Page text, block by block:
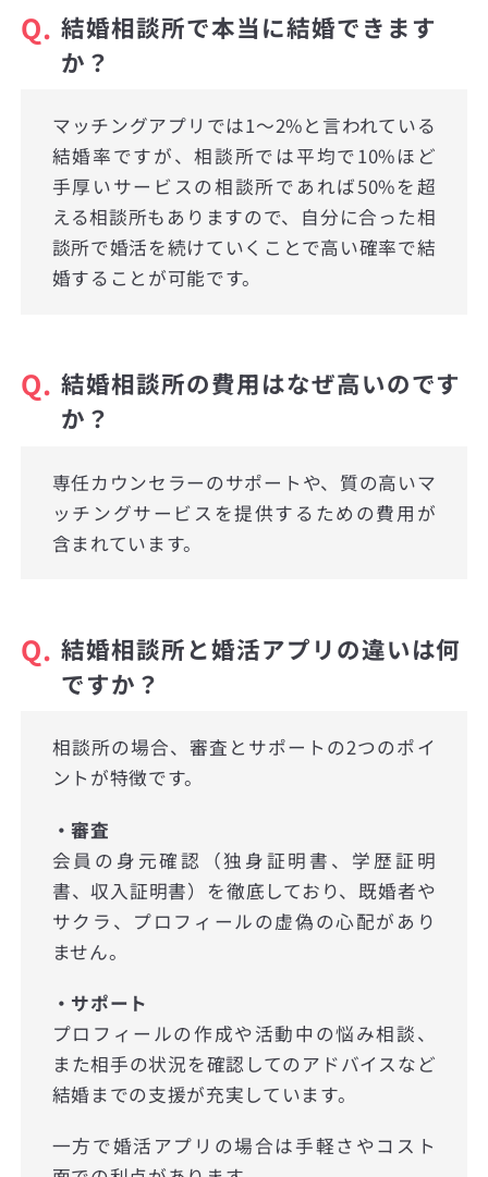
Q. 結婚相談所で本当に結婚できます
か？
マッチングアプリでは1〜2%と言われている
結婚率ですが、相談所では平均で10%ほど
手厚いサービスの相談所であれば50%を超
える相談所もありますので、自分に合った相
談所で婚活を続けていくことで高い確率で結
婚することが可能です。
Q. 結婚相談所の費用はなぜ高いのです
か？
専任カウンセラーのサポートや、質の高いマ
ッチングサービスを提供するための費用が
含まれています。
Q. 結婚相談所と婚活アプリの違いは何
ですか？
相談所の場合、審査とサポートの2つのポイ
ントが特徴です。
・審査
会員の身元確認（独身証明書、学歴証明
書、収入証明書）を徹底しており、既婚者や
サクラ、プロフィールの虚偽の心配があり
ません。
・サポート
プロフィールの作成や活動中の悩み相談、
また相手の状況を確認してのアドバイスなど
結婚までの支援が充実しています。
一方で婚活アプリの場合は手軽さやコスト